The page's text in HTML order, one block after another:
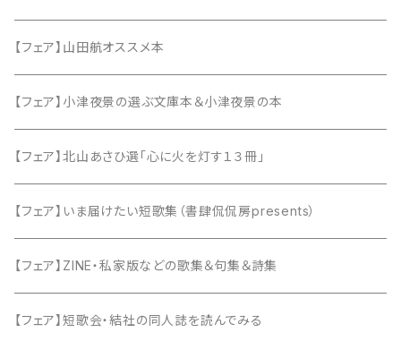
【フェア】山田航オススメ本
【フェア】小津夜景の選ぶ文庫本＆小津夜景の本
【フェア】北山あさひ選「心に火を灯す１３冊」
【フェア】いま届けたい短歌集（書肆侃侃房presents）
【フェア】ZINE・私家版などの歌集＆句集＆詩集
【フェア】短歌会・結社の同人誌を読んでみる